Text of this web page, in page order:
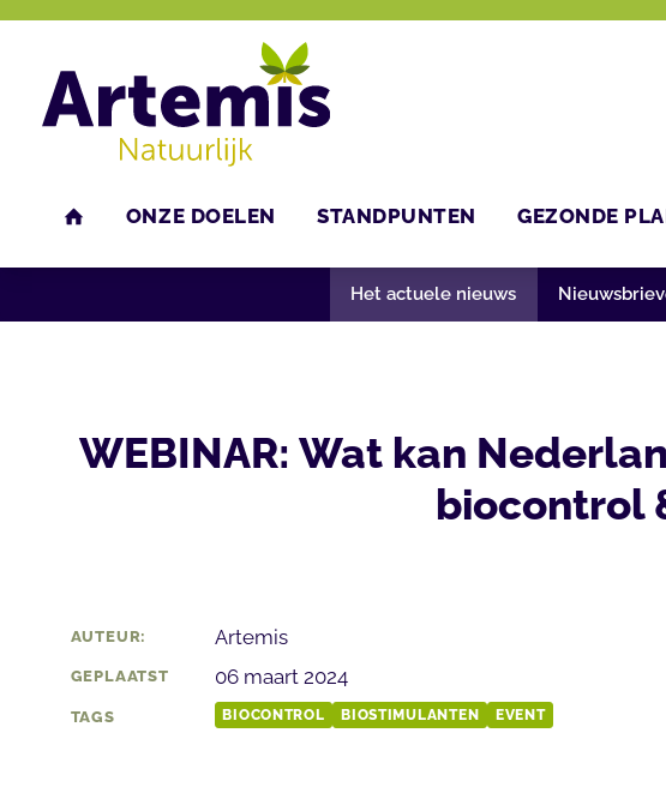
ONZE DOELEN STANDPUNTEN GEZONDE
Het actuele nieuws
U bent hier: Home Nieuws Het actuele nieuws
WEBINAR: Wat kan
biocontrol
AUTEUR: Artemis
GEPLAATST 06 maart 2024
TAGS BIOCONTROL BIOSTIMULANTEN EVENT